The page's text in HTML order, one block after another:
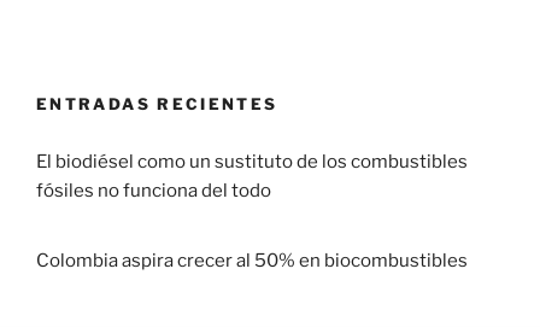
ENTRADAS RECIENTES
El biodiésel como un sustituto de los combustibles
fósiles no funciona del todo
Colombia aspira crecer al 50% en biocombustibles